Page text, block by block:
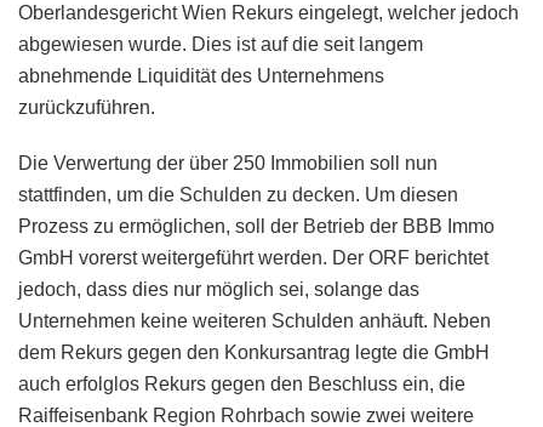
Oberlandesgericht Wien Rekurs eingelegt, welcher jedoch
abgewiesen wurde. Dies ist auf die seit langem
abnehmende Liquidität des Unternehmens
zurückzuführen.
Die Verwertung der über 250 Immobilien soll nun
stattfinden, um die Schulden zu decken. Um diesen
Prozess zu ermöglichen, soll der Betrieb der BBB Immo
GmbH vorerst weitergeführt werden. Der ORF berichtet
jedoch, dass dies nur möglich sei, solange das
Unternehmen keine weiteren Schulden anhäuft. Neben
dem Rekurs gegen den Konkursantrag legte die GmbH
auch erfolglos Rekurs gegen den Beschluss ein, die
Raiffeisenbank Region Rohrbach sowie zwei weitere